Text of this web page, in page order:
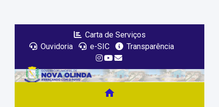
Carta de Serviços
Ouvidoria
e-SIC Transparência
home